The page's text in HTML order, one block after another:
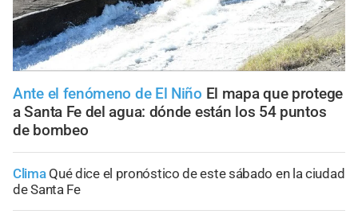
Ante el fenómeno de El Niño El mapa que protege
a Santa Fe del agua: dónde están los 54 puntos
de bombeo
Clima Qué dice el pronóstico de este sábado en la ciudad
de Santa Fe